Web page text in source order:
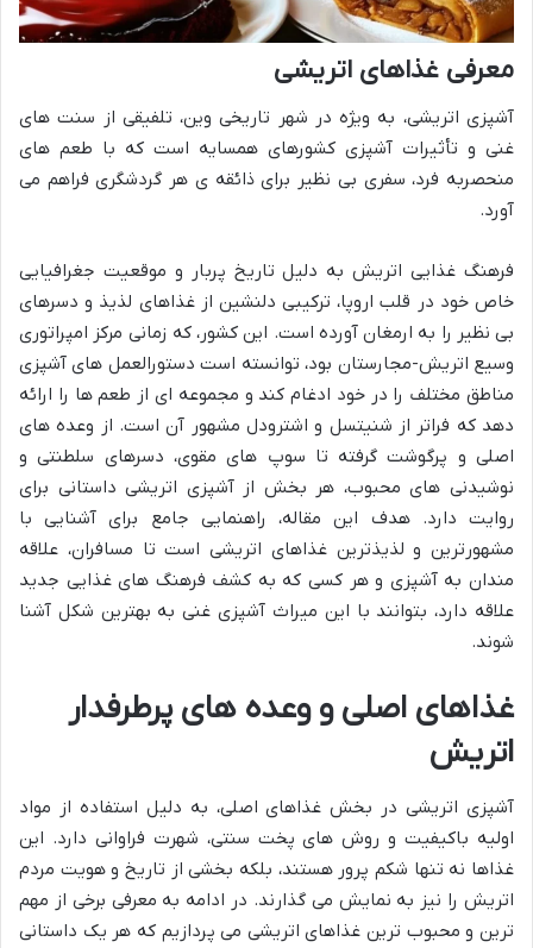
معرفی غذاهای اتریشی
آشپزی اتریشی، به ویژه در شهر تاریخی وین، تلفیقی از سنت های
غنی و تأثیرات آشپزی کشورهای همسایه است که با طعم های
منحصربه فرد، سفری بی نظیر برای ذائقه ی هر گردشگری فراهم می
آورد.
فرهنگ غذایی اتریش به دلیل تاریخ پربار و موقعیت جغرافیایی
خاص خود در قلب اروپا، ترکیبی دلنشین از غذاهای لذیذ و دسرهای
بی نظیر را به ارمغان آورده است. این کشور، که زمانی مرکز امپراتوری
وسیع اتریش-مجارستان بود، توانسته است دستورالعمل های آشپزی
مناطق مختلف را در خود ادغام کند و مجموعه ای از طعم ها را ارائه
دهد که فراتر از شنیتسل و اشترودل مشهور آن است. از وعده های
اصلی و پرگوشت گرفته تا سوپ های مقوی، دسرهای سلطنتی و
نوشیدنی های محبوب، هر بخش از آشپزی اتریشی داستانی برای
روایت دارد. هدف این مقاله، راهنمایی جامع برای آشنایی با
مشهورترین و لذیذترین غذاهای اتریشی است تا مسافران، علاقه
مندان به آشپزی و هر کسی که به کشف فرهنگ های غذایی جدید
علاقه دارد، بتوانند با این میراث آشپزی غنی به بهترین شکل آشنا
شوند.
غذاهای اصلی و وعده های پرطرفدار
اتریش
آشپزی اتریشی در بخش غذاهای اصلی، به دلیل استفاده از مواد
اولیه باکیفیت و روش های پخت سنتی، شهرت فراوانی دارد. این
غذاها نه تنها شکم پرور هستند، بلکه بخشی از تاریخ و هویت مردم
اتریش را نیز به نمایش می گذارند. در ادامه به معرفی برخی از مهم
ترین و محبوب ترین غذاهای اتریشی می پردازیم که هر یک داستانی